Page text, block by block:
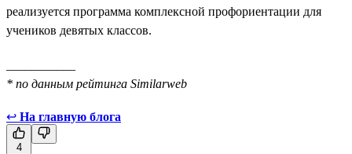
реализуется программа комплексной профориентации для
учеников девятых классов.
* по данным рейтинга Similarweb
↩ На главную блога
4